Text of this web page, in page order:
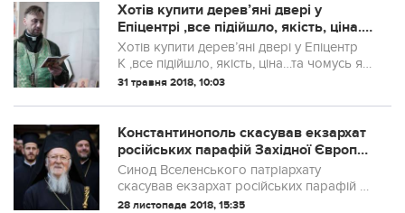
Хотів купити дерев’яні двері у
Епіцентрі ,все підійшло, якість, ціна..
та чомусь я спитав- “Хто виробник?”,
продавець відповів, що це російська
фірма..
Хотів купити дерев’яні двері у Епіцентр
К ,все підійшло, якість, ціна…та чомусь я
спитав- “Хто виробник?”, продавець
Ростова на Дону має свій завод у смт...
31 травня 2018, 10:03
Константинополь скасував екзархат
російських парафій Західної Європи:
що це значить
Синод Вселенського патріархату
скасував екзархат російських парафій у
Західній Європі. Таке рішення ухвалили у
28 листопада 2018, 15:35